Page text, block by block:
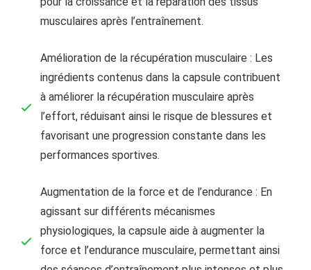
musculaires après l’entraînement.
Amélioration de la récupération musculaire : Les
ingrédients contenus dans la capsule contribuent
à améliorer la récupération musculaire après
l’effort, réduisant ainsi le risque de blessures et
favorisant une progression constante dans les
performances sportives.
Augmentation de la force et de l’endurance : En
agissant sur différents mécanismes
physiologiques, la capsule aide à augmenter la
force et l’endurance musculaire, permettant ainsi